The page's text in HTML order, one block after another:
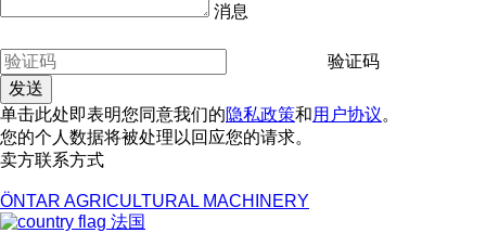
消息
验证码
单击此处即表明您同意我们的隐私政策和用户协议。
您的个人数据将被处理以回应您的请求。
卖方联系方式
ÖNTAR AGRICULTURAL MACHINERY
法国